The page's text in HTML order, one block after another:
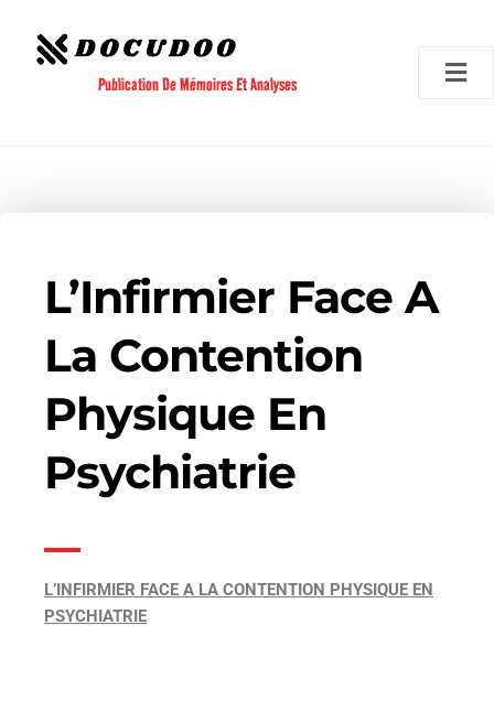
contenu
Publication De Mémoires Et Analyses
L’Infirmier Face A
La Contention
Physique En
Psychiatrie
L’INFIRMIER FACE A LA CONTENTION PHYSIQUE EN
PSYCHIATRIE